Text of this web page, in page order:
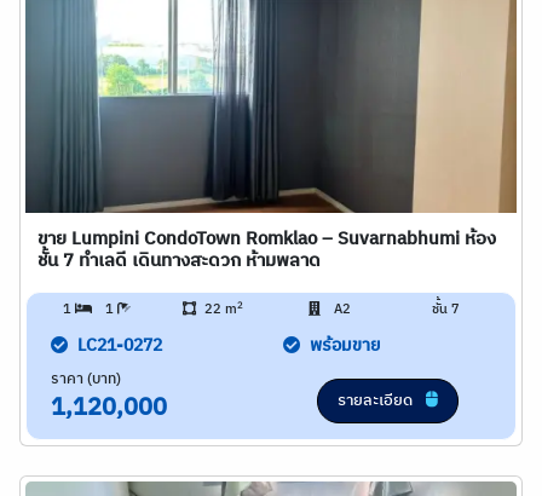
ขาย Lumpini CondoTown Romklao – Suvarnabhumi ห้อง
ชั้น 7 ทำเลดี เดินทางสะดวก ห้ามพลาด
1 1 22 m2 A2 ชั้น 7
LC21-0272 พร้อมขาย
ราคา (บาท)
1,120,000 รายละเอียด